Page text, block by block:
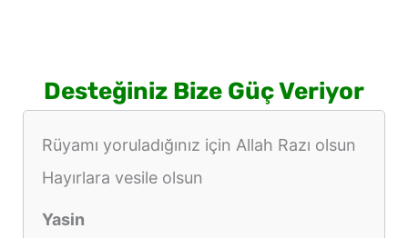
Desteğiniz Bize Güç Veriyor
Rüyamı yoruladığınız için Allah Razı olsun
Hayırlara vesile olsun
Yasin